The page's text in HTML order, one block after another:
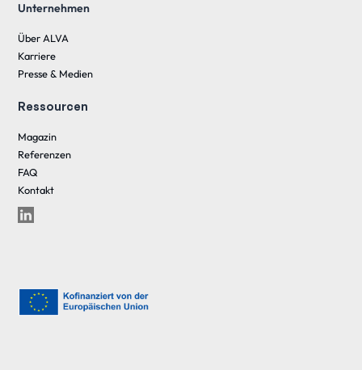
Unternehmen
Über ALVA
Karriere
Presse & Medien
Ressourcen
Magazin
Referenzen
FAQ
Kontakt